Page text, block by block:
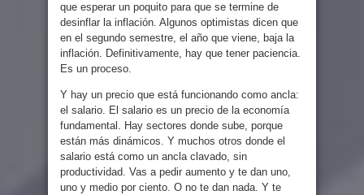
que esperar un poquito para que se termine de
desinflar la inflación. Algunos optimistas dicen que
en el segundo semestre, el año que viene, baja la
inflación. Definitivamente, hay que tener paciencia.
Es un proceso.
Y hay un precio que está funcionando como ancla:
el salario. El salario es un precio de la economía
fundamental. Hay sectores donde sube, porque
están más dinámicos. Y muchos otros donde el
salario está como un ancla clavado, sin
productividad. Vas a pedir aumento y te dan uno,
uno y medio por ciento. O no te dan nada. Y te